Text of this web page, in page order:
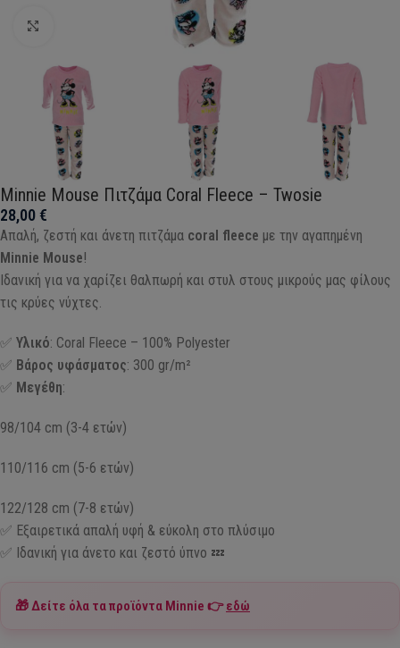
Minnie Mouse Πιτζάμα Coral Fleece – Twosie
28,00€
Απαλή, ζεστή και άνετη πιτζάμα coral fleece με την αγαπημένη
Minnie Mouse!
Ιδανική για να χαρίζει θαλπωρή και στυλ στους μικρούς μας φίλους
τις κρύες νύχτες.
✅ Υλικό: Coral Fleece – 100% Polyester
✅ Βάρος υφάσματος: 300 gr/m²
✅ Μεγέθη:
98/104 cm (3-4 ετών)
110/116 cm (5-6 ετών)
122/128 cm (7-8 ετών)
✅ Εξαιρετικά απαλή υφή & εύκολη στο πλύσιμο
✅ Ιδανική για άνετο και ζεστό ύπνο 💤
🎁 Δείτε όλα τα προϊόντα Minnie 👉εδώ